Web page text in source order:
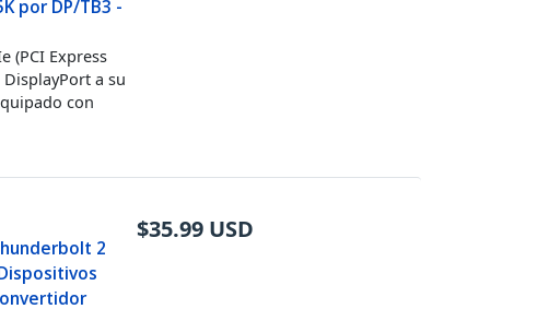
por DP/TB3 -
(PCI Express
a su
con
2
$35.99 USD